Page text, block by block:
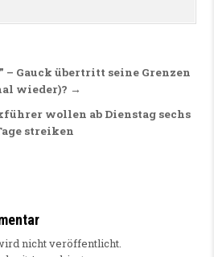
– Gauck übertritt seine Grenzen
wieder)? →
wollen ab Dienstag sechs
streiken
nicht veröffentlicht.